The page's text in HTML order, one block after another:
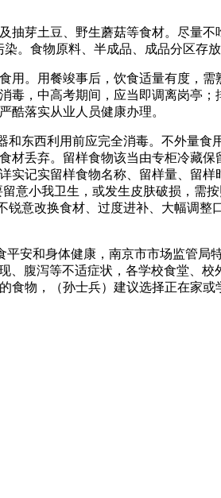
芽土豆、野生蘑菇等食材。尽量不
。食物原料、半成品、成品分区存
。用餐竣事后，饮食适量有度，需
，中高考期间，应当即调离岗亭
酷落实从业人员健康办理。
东西利用前应完全消毒。不外量食
丢弃。留样食物该当由专柜冷藏
记实留样食物名称、留样量、留
意小我卫生，或发生皮肤破损，需
意改换食材、过度进补、大幅调整
和身体健康，南京市市场监管局
腹泻等不适症状，各学校食堂、
物，（孙士兵）建议选择正在家或